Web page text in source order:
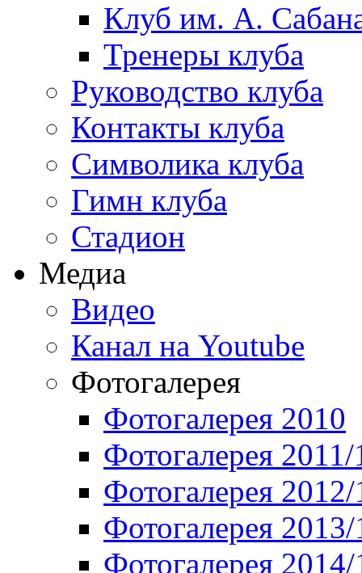
Клуб им. А.
Тренеры клуба
Руководство клуба
Контакты клуба
Символика клуба
Гимн клуба
Стадион
Медиа
Видео
Канал на Youtube
Фотогалерея
Фотогалерея 2010
Фотогалерея 2011/
Фотогалерея
Фотогалерея
Фотогалерея